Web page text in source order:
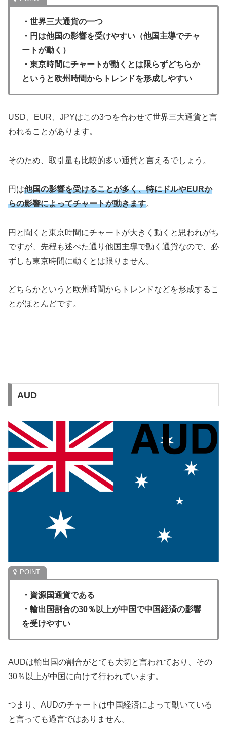
・世界三大通貨の一つ
・円は他国の影響を受けやすい（他国主導でチャ
ートが動く）
・東京時間にチャートが動くとは限らずどちらか
というと欧州時間からトレンドを形成しやすい
USD、EUR、JPYはこの3つを合わせて世界三大通貨と言
われることがあります。
そのため、取引量も比較的多い通貨と言えるでしょう。
円は他国の影響を受けることが多く、特にドルやEURか
らの影響によってチャートが動きます。
円と聞くと東京時間にチャートが大きく動くと思われがち
ですが、先程も述べた通り他国主導で動く通貨なので、必
ずしも東京時間に動くとは限りません。
どちらかというと欧州時間からトレンドなどを形成するこ
とがほとんどです。
AUD
・資源国通貨である
・輸出国割合の30％以上が中国で中国経済の影響
を受けやすい
AUDは輸出国の割合がとても大切と言われており、その
30％以上が中国に向けて行われています。
つまり、AUDのチャートは中国経済によって動いている
と言っても過言ではありません。